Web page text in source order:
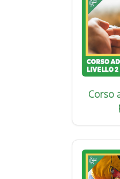
Corso